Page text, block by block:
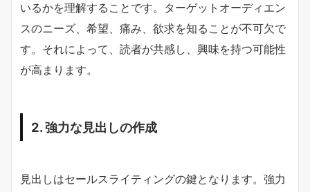
いるかを理解することです。ターゲットオーディエン
スのニーズ、希望、痛み、欲求を知ることが不可欠で
す。それによって、読者が共感し、興味を持つ可能性
が高まります。
2. 強力な見出しの作成
見出しはセールスライティングの鍵となります。強力